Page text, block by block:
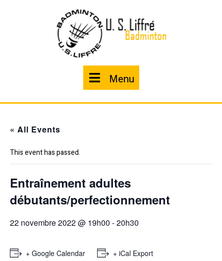
Menu
« All Events
This event has passed.
Entraînement adultes
débutants/perfectionnement
22 novembre 2022 @ 19h00 -20h30
+ Google Calendar + iCal Export